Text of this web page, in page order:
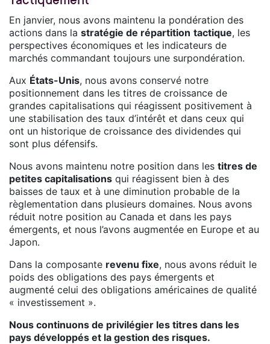
En janvier, nous avons maintenu la pondération des
actions dans la stratégie de répartition tactique, les
perspectives économiques et les indicateurs de
marchés commandant toujours une surpondération.
Aux États-Unis, nous avons conservé notre
positionnement dans les titres de croissance de
grandes capitalisations qui réagissent positivement à
une stabilisation des taux d’intérêt et dans ceux qui
ont un historique de croissance des dividendes qui
sont plus défensifs.
Nous avons maintenu notre position dans les titres de
petites capitalisations qui réagissent bien à des
baisses de taux et à une diminution probable de la
règlementation dans plusieurs domaines. Nous avons
réduit notre position au Canada et dans les pays
émergents, et nous l’avons augmentée en Europe et au
Japon.
Dans la composante revenu fixe, nous avons réduit le
poids des obligations des pays émergents et
augmenté celui des obligations américaines de qualité
« investissement ».
Nous continuons de privilégier les titres dans les
pays développés et la gestion des risques.